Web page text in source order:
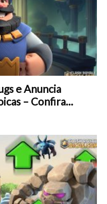
e Anuncia
– Confira...